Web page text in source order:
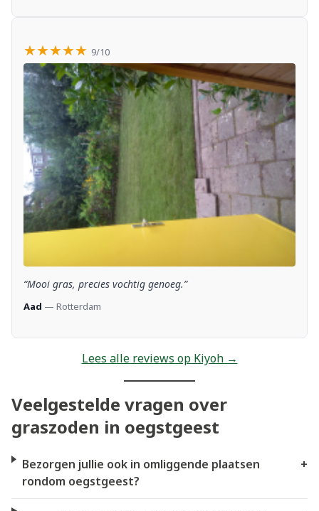
★★★★★ 9/10
“Mooi gras, precies vochtig genoeg.”
Aad — Rotterdam
Lees alle reviews op Kiyoh →
Veelgestelde vragen over
graszoden in oegstgeest
Bezorgen jullie ook in omliggende plaatsen
rondom oegstgeest?
+